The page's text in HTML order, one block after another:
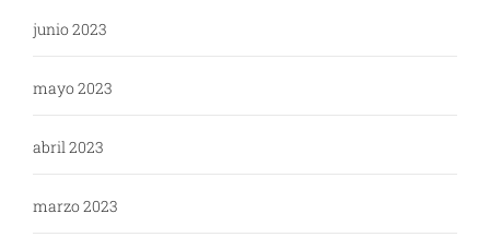
junio 2023
mayo 2023
abril 2023
marzo 2023